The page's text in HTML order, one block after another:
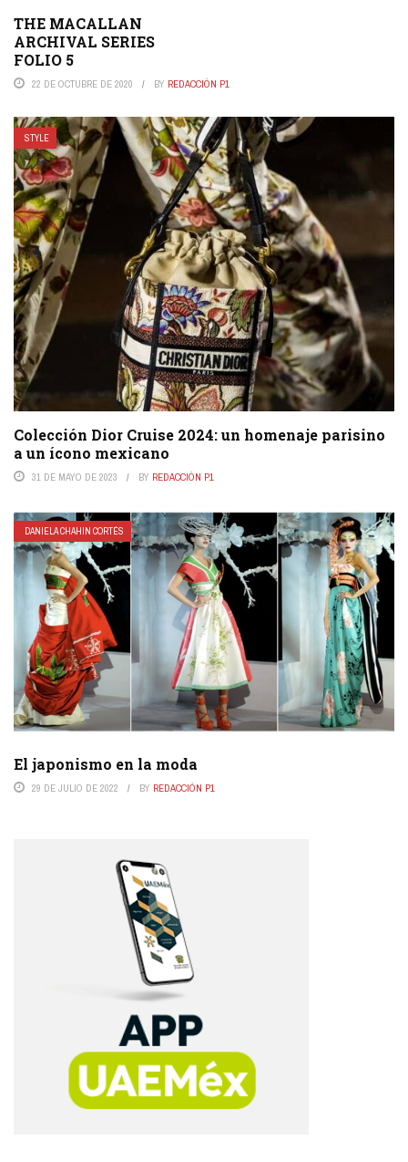
THE MACALLAN
ARCHIVAL SERIES
FOLIO 5
22 DE OCTUBRE DE 2020 BY REDACCIÓN P1
STYLE
Colección Dior Cruise 2024: un homenaje parisino
a un ícono mexicano
31 DE MAYO DE 2023 BY REDACCIÓN P1
DANIELA CHAHIN CORTÉS
El japonismo en la moda
29 DE JULIO DE 2022 BY REDACCIÓN P1